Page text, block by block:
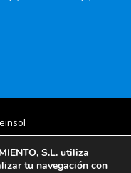
S.L. utiliza
tu navegación con